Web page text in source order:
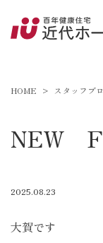
HOME スタッフブ
NEW
2025.08.23
大賀です